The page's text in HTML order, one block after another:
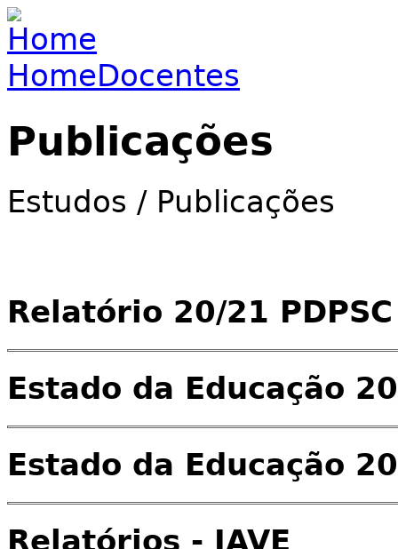
Jump to navigation
You are here
HomeDocentes
Publicações
Estudos / Publicações
Relatório 20/21
Estado da Educação
Estado da Educação
Relatórios - IAVE